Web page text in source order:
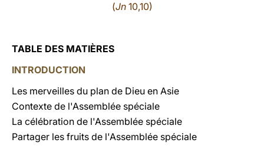
(Jn10,10)
TABLE DES MATIÈRES
INTRODUCTION
Les merveilles du plan de Dieu en Asie
Contexte de l'Assemblée spéciale
La célébration de l'Assemblée spéciale
Partager les fruits de l'Assemblée spéciale